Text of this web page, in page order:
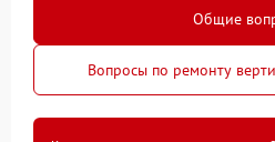
Общие
Вопросы по ремонту